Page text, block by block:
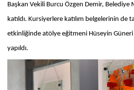
Başkan Vekili Burcu Özgen Demir,
katıldı. Kursiyerlere katılım belgelerinin de
etkinliğinde atölye eğitmeni Hüseyin Güneri
yapıldı.